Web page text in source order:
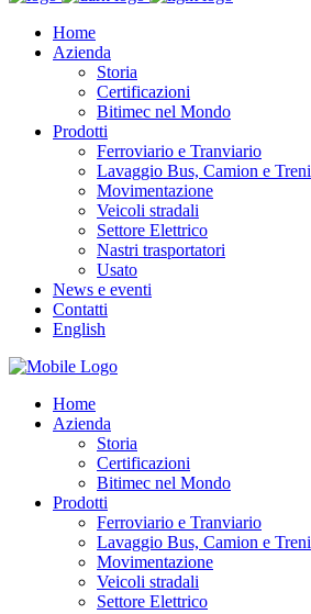
Home
Azienda
Storia
Certificazioni
Bitimec nel Mondo
Prodotti
Ferroviario e Tranviario
Lavaggio Bus, Camion e Treni
Movimentazione
Veicoli stradali
Settore Elettrico
Nastri trasportatori
Usato
News e eventi
Contatti
English
Home
Azienda
Storia
Certificazioni
Bitimec nel Mondo
Prodotti
Ferroviario e Tranviario
Lavaggio Bus, Camion e Treni
Movimentazione
Veicoli stradali
Settore Elettrico